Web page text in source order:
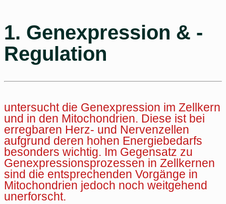
1. Genexpression & -
Regulation
untersucht die Genexpression im Zellkern
und in den Mitochondrien. Diese ist bei
erregbaren Herz- und Nervenzellen
aufgrund deren hohen Energiebedarfs
besonders wichtig. Im Gegensatz zu
Genexpressionsprozessen in Zellkernen
sind die entsprechenden Vorgänge in
Mitochondrien jedoch noch weitgehend
unerforscht.